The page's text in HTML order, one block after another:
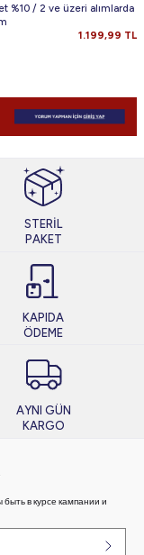
%10 / 2 ve üzeri alımlarda
1.199,99 TL
STERİL
PAKET
KAPIDA
ÖDEME
AYNI GÜN
KARGO
в курсе кампании и